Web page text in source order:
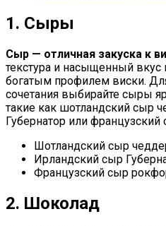
1. Сыры
Сыр — отличная закуска к
текстура и насыщенный вкус
богатым профилем виски.
сочетания выбирайте сыры
такие как шотландский сыр
Губернатор или
Шотландский сыр
Ирландский сыр
Французский сыр
2. Шоколад